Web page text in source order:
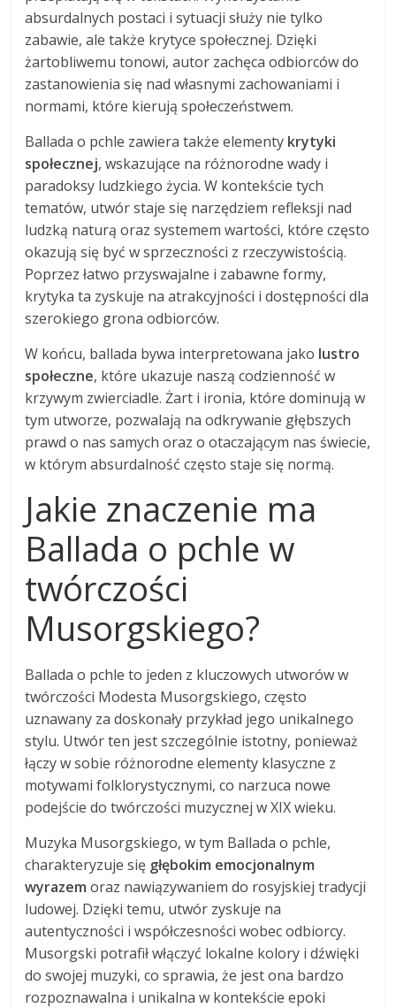
absurdalnych postaci i sytuacji służy nie tylko
zabawie, ale także krytyce społecznej. Dzięki
żartobliwemu tonowi, autor zachęca odbiorców do
zastanowienia się nad własnymi zachowaniami i
normami, które kierują społeczeństwem.
Ballada o pchle zawiera także elementy krytyki
społecznej, wskazujące na różnorodne wady i
paradoksy ludzkiego życia. W kontekście tych
tematów, utwór staje się narzędziem refleksji nad
ludzką naturą oraz systemem wartości, które często
okazują się być w sprzeczności z rzeczywistością.
Poprzez łatwo przyswajalne i zabawne formy,
krytyka ta zyskuje na atrakcyjności i dostępności dla
szerokiego grona odbiorców.
W końcu, ballada bywa interpretowana jako lustro
społeczne, które ukazuje naszą codzienność w
krzywym zwierciadle. Żart i ironia, które dominują w
tym utworze, pozwalają na odkrywanie głębszych
prawd o nas samych oraz o otaczającym nas świecie,
w którym absurdalność często staje się normą.
Jakie znaczenie ma
Ballada o pchle w
twórczości
Musorgskiego?
Ballada o pchle to jeden z kluczowych utworów w
twórczości Modesta Musorgskiego, często
uznawany za doskonały przykład jego unikalnego
stylu. Utwór ten jest szczególnie istotny, ponieważ
łączy w sobie różnorodne elementy klasyczne z
motywami folklorystycznymi, co narzuca nowe
podejście do twórczości muzycznej w XIX wieku.
Muzyka Musorgskiego, w tym Ballada o pchle,
charakteryzuje się głębokim emocjonalnym
wyrazem oraz nawiązywaniem do rosyjskiej tradycji
ludowej. Dzięki temu, utwór zyskuje na
autentyczności i współczesności wobec odbiorcy.
Musorgski potrafił włączyć lokalne kolory i dźwięki
do swojej muzyki, co sprawia, że jest ona bardzo
rozpoznawalna i unikalna w kontekście epoki